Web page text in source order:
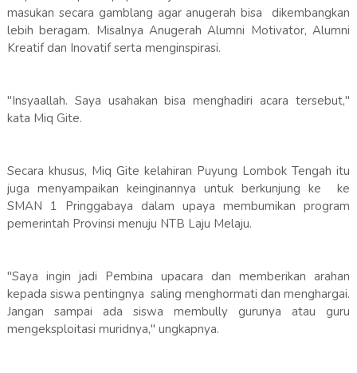
masukan secara gamblang agar anugerah bisa dikembangkan
lebih beragam. Misalnya Anugerah Alumni Motivator, Alumni
Kreatif dan Inovatif serta menginspirasi.
"Insyaallah. Saya usahakan bisa menghadiri acara tersebut,"
kata Miq Gite.
Secara khusus, Miq Gite kelahiran Puyung Lombok Tengah itu
juga menyampaikan keinginannya untuk berkunjung ke ke
SMAN 1 Pringgabaya dalam upaya membumikan program
pemerintah Provinsi menuju NTB Laju Melaju.
"Saya ingin jadi Pembina upacara dan memberikan arahan
kepada siswa pentingnya saling menghormati dan menghargai.
Jangan sampai ada siswa membully gurunya atau guru
mengeksploitasi muridnya," ungkapnya.